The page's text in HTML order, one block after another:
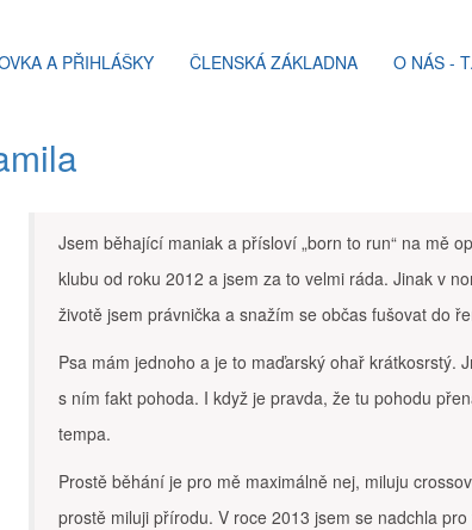
A PŘIHLÁŠKY ČLENSKÁ ZÁKLADNA O NÁS -
Jsem běhající maniak a přísloví „born to run“ na mě
klubu od roku 2012 a jsem za to velmi ráda. Jinak v
životě jsem právnička a snažím se občas fušovat do
Psa mám jednoho a je to maďarský ohař krátkosrstý.
s ním fakt pohoda. I když je pravda, že tu pohodu
tempa.
Prostě běhání je pro mě maximálně nej, miluju
prostě miluji přírodu. V roce 2013 jsem se nadchla